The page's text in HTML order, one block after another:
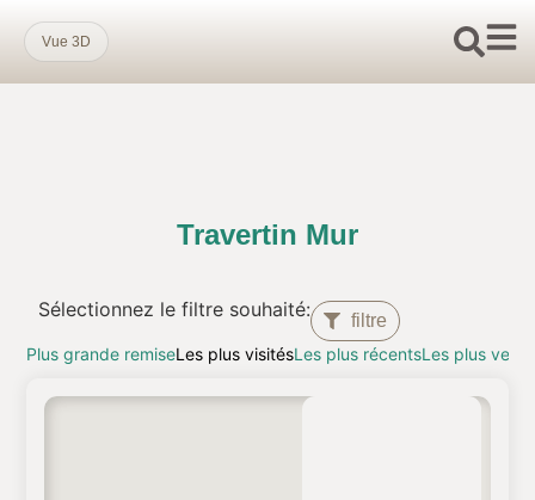
Vue 3D
Travertin Mur
Sélectionnez le filtre souhaité:
filtre
Plus grande remiseLes plus visitésLes plus récentsLes plus